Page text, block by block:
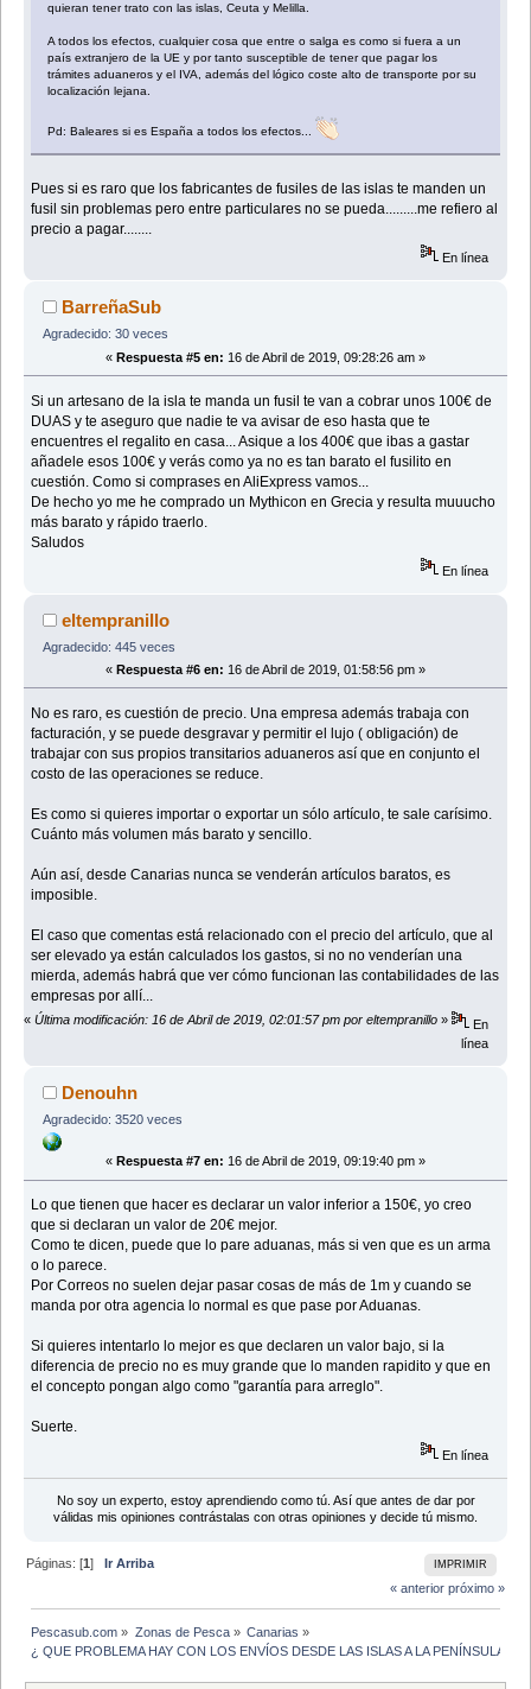
quieran tener trato con las islas, Ceuta y Melilla.
A todos los efectos, cualquier cosa que entre o salga es como si fuera a un
país extranjero de la UE y por tanto susceptible de tener que pagar los
trámites aduaneros y el IVA, además del lógico coste alto de transporte por su
localización lejana.
Pd: Baleares si es España a todos los efectos...
Pues si es raro que los fabricantes de fusiles de las islas te manden un
fusil sin problemas pero entre particulares no se pueda.........me refiero al
precio a pagar........
En línea
BarreñaSub
Agradecido: 30 veces
« Respuesta #5 en: 16 de Abril de 2019, 09:28:26 am »
Si un artesano de la isla te manda un fusil te van a cobrar unos 100€ de
DUAS y te aseguro que nadie te va avisar de eso hasta que te
encuentres el regalito en casa... Asique a los 400€ que ibas a gastar
añadele esos 100€ y verás como ya no es tan barato el fusilito en
cuestión. Como si comprases en AliExpress vamos...
De hecho yo me he comprado un Mythicon en Grecia y resulta muuucho
más barato y rápido traerlo.
Saludos
En línea
eltempranillo
Agradecido: 445 veces
« Respuesta #6 en: 16 de Abril de 2019, 01:58:56 pm »
No es raro, es cuestión de precio. Una empresa además trabaja con
facturación, y se puede desgravar y permitir el lujo ( obligación) de
trabajar con sus propios transitarios aduaneros así que en conjunto el
costo de las operaciones se reduce.
Es como si quieres importar o exportar un sólo artículo, te sale carísimo.
Cuánto más volumen más barato y sencillo.
Aún así, desde Canarias nunca se venderán artículos baratos, es
imposible.
El caso que comentas está relacionado con el precio del artículo, que al
ser elevado ya están calculados los gastos, si no no venderían una
mierda, además habrá que ver cómo funcionan las contabilidades de las
empresas por allí...
« Última modificación: 16 de Abril de 2019, 02:01:57 pm por eltempranillo »
En
línea
Denouhn
Agradecido: 3520 veces
« Respuesta #7 en: 16 de Abril de 2019, 09:19:40 pm »
Lo que tienen que hacer es declarar un valor inferior a 150€, yo creo
que si declaran un valor de 20€ mejor.
Como te dicen, puede que lo pare aduanas, más si ven que es un arma
o lo parece.
Por Correos no suelen dejar pasar cosas de más de 1m y cuando se
manda por otra agencia lo normal es que pase por Aduanas.
Si quieres intentarlo lo mejor es que declaren un valor bajo, si la
diferencia de precio no es muy grande que lo manden rapidito y que en
el concepto pongan algo como "garantía para arreglo".
Suerte.
En línea
No soy un experto, estoy aprendiendo como tú. Así que antes de dar por
válidas mis opiniones contrástalas con otras opiniones y decide tú mismo.
IMPRIMIR
Páginas: [1]Ir Arriba
« anterior próximo »
Pescasub.com » Zonas de Pesca» Canarias »
¿ QUE PROBLEMA HAY CON LOS ENVÍOS DESDE LAS ISLAS A LA PENÍNSULA?